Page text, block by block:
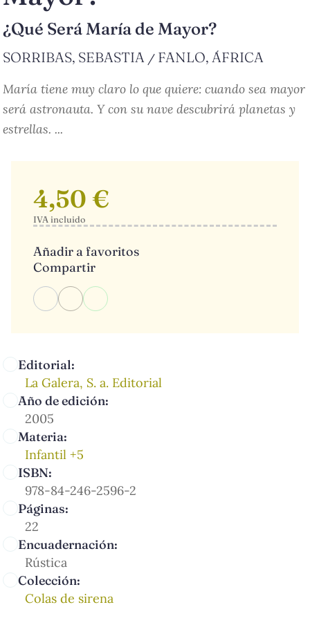
¿Qué Será María de Mayor?
SORRIBAS, SEBASTIA / FANLO, ÁFRICA
María tiene muy claro lo que quiere: cuando sea mayor
será astronauta. Y con su nave descubrirá planetas y
estrellas. ...
Editorial:
La Galera, S. a. Editorial
Año de edición:
2005
Materia:
Infantil +5
ISBN:
978-84-246-2596-2
Páginas:
22
Encuadernación:
Rústica
Colección:
Colas de sirena
4,50 €
IVA incluido
Añadir a favoritos
Compartir